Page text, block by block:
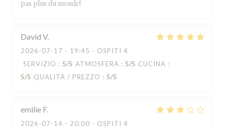
pas plus du monde!
David V
2026-07-17 - 19:45 - OSPITI 4
SERVIZIO : 5/5 ATMOSFERA : 5/5 CUCINA :
5/5 QUALITÀ / PREZZO : 5/5
emilie F
2026-07-14 - 20:00 - OSPITI 4